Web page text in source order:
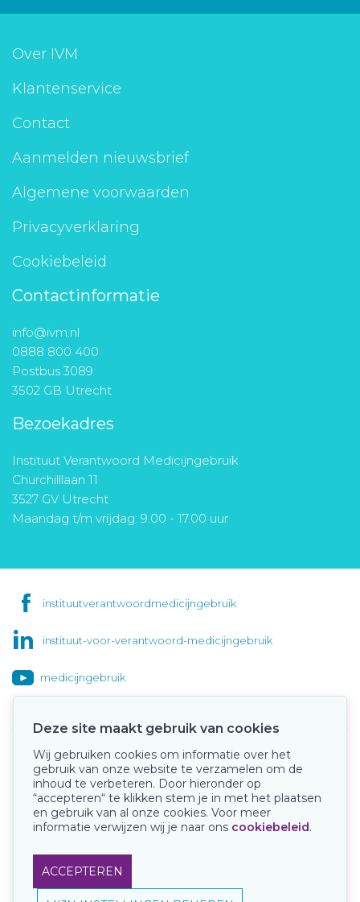
Over IVM
Klantenservice
Contact
Aanmelden nieuwsbrief
Algemene voorwaarden
Privacyverklaring
Cookiebeleid
Contactinformatie
info@ivm.nl
0888 800 400
Postbus 3089
3502 GB Utrecht
Bezoekadres
Instituut Verantwoord Medicijngebruik
Churchilllaan 11
3527 GV Utrecht
Maandag t/m vrijdag: 9.00 - 17.00 uur
instituutverantwoordmedicijngebruik
instituut-voor-verantwoord-medicijngebruik
medicijngebruik
Onze keurmerken
Deze site maakt gebruik van cookies
Wij gebruiken cookies om informatie over het
gebruik van onze website te verzamelen om de
inhoud te verbeteren. Door hieronder op
“accepteren“ te klikken stem je in met het plaatsen
en gebruik van al onze cookies. Voor meer
informatie verwijzen wij je naar ons cookiebeleid.
ACCEPTEREN